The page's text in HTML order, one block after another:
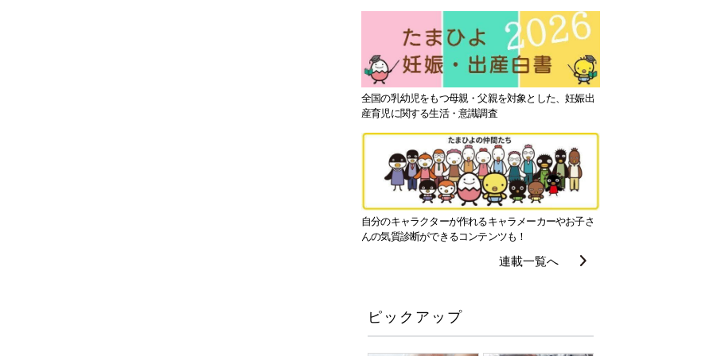
全国の乳幼児をもつ母親・父親を対象とした、妊娠出
産育児に関する生活・意識調査
自分のキャラクターが作れるキャラメーカーやお子さ
んの気質診断ができるコンテンツも！
連載一覧へ
ピックアップ